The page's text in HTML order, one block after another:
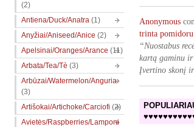
Anonymous
trinta
“Nuostabus
kartą gaminu ir
Įvertino skonį
(2)
Antiena/Duck/Anatra (1)
Anyžiai/Aniseed/Anice (2)
Apelsinai/Oranges/Arance (11)
Arbata/Tea/Tè (3)
Arbūzai/Watermelon/Anguria
(3)
Artišokai/Artichoke/Carciofi (2)
Avietės/Raspberries/Lamponi